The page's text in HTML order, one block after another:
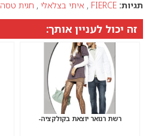
תגיות: FIERCE
, איתי בצלאלי , חגית טסה
זה יכול לעניין אותך:
רשת רנואר יוצאת בקולקציה-